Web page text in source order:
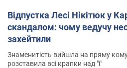
Відпустка Лесі Нікітюк у
скандалом: чому ведучу
захейтили
Знаменитість вийшла на пряму
розставила всі крапки над "і"